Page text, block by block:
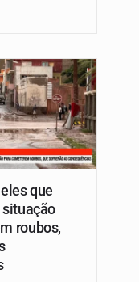
que
roubos,